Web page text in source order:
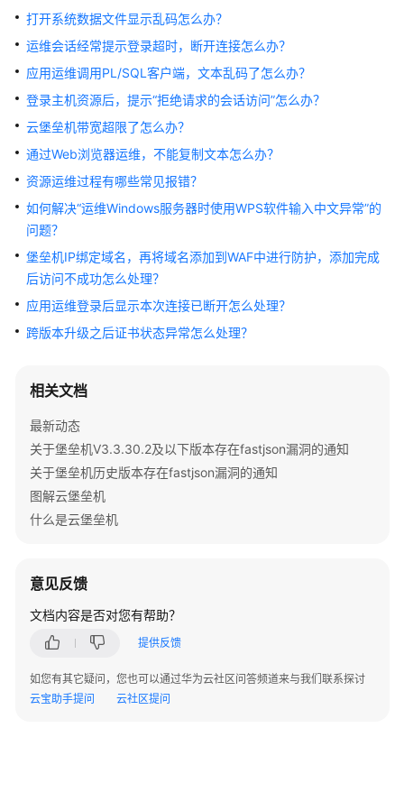
服
务
公
告
产
品
介
绍
计
费
说
明
速
门
用
户
南
最
践
API
SDK
打开系统数据文件显示乱码怎么办？
运维会话经常提示登录超时，断开连接怎么办？
应用运维调用PL/SQL客户端，文本乱码了怎么办？
登录主机资源后，提示“拒绝请求的会话访问”怎么办？
云堡垒机带宽超限了怎么办？
通过Web浏览器运维，不能复制文本怎么办？
资源运维过程有哪些常见报错？
如何解决“运维Windows服务器时使用WPS软件输入中文异常”的
问题？
堡垒机IP绑定域名，再将域名添加到WAF中进行防护，添加完成
后访问不成功怎么处理？
应用运维登录后显示本次连接已断开怎么处理？
跨版本升级之后证书状态异常怎么处理？
相关文档
最新动态
关于堡垒机V3.3.30.2及以下版本存在fastjson漏洞的通知
关于堡垒机历史版本存在fastjson漏洞的通知
图解云堡垒机
什么是云堡垒机
意见反馈
文档内容是否对您有帮助？
提供反馈
如您有其它疑问，您也可以通过华为云社区问答频道来与我们联系探讨
云宝助手提问
云社区提问